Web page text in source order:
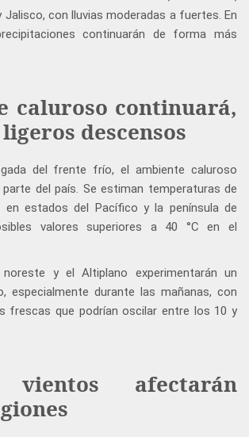
Jalisco, con lluvias moderadas a fuertes. En
continuarán de forma más
caluroso continuará,
descensos
del frente frío, el ambiente caluroso
del país. Se estiman temperaturas de
estados del Pacífico y la península de
valores superiores a 40 °C en el
y el Altiplano experimentarán un
especialmente durante las mañanas, con
frescas que podrían oscilar entre los 10 y
vientos afectarán